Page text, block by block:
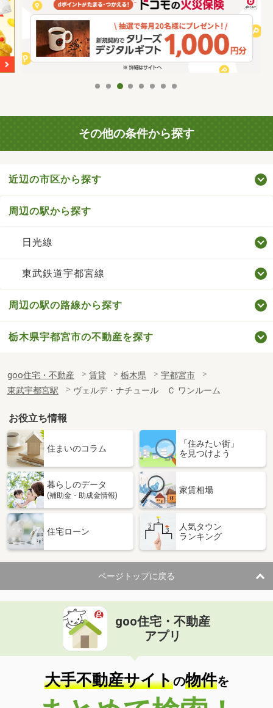
その他の条件から探す
近辺の市区から探す
周辺の駅から探す
日光線
東武鉄道宇都宮線
周辺の駅の路線から探す
栃木県宇都宮市の不動産を探す
goo住宅・不動産 賃貸 栃木県
宇都宮市
東武宇都宮駅
ヴェルデ・ナチュール Ｃ ワンルーム
お役立ち情報
住まいのコラム
「住みたい街」
を見つけよう
暮らしのデータ
(補助金・助成金情報)
家賃相場
住宅ローン
人気タウン
ランキング
ページトップに戻る
goo住宅・不動産
アプリ
大手不動産サイトの物件を